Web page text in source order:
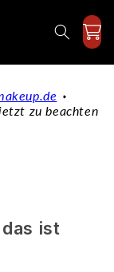
zu beachten
ist